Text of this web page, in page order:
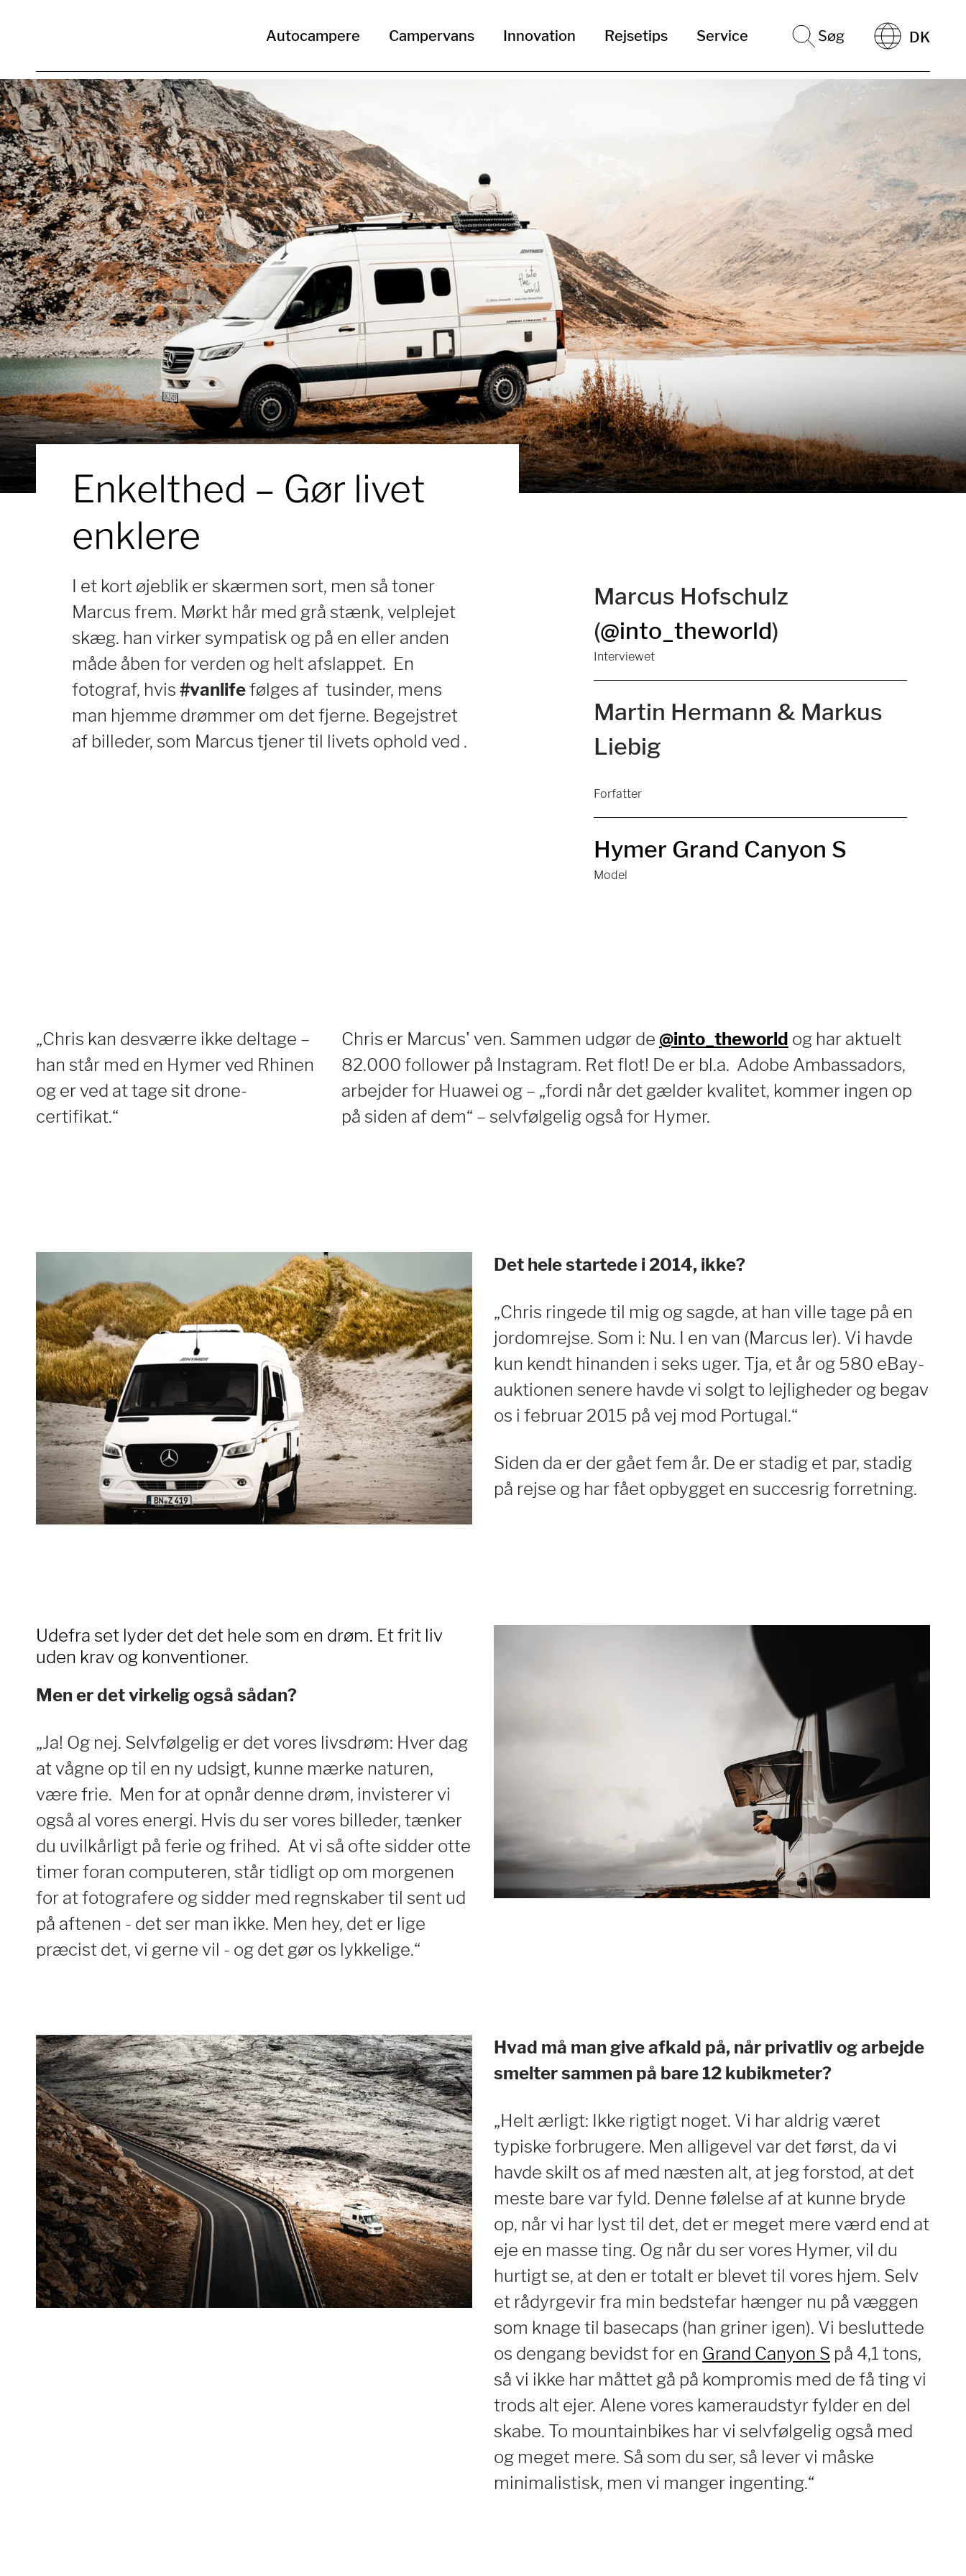
Autocampere Campervans Innovation Rejsetips Service Søg DK
Enkelthed – Gør livet
enklere
I et kort øjeblik er skærmen sort, men så toner
Marcus frem. Mørkt hår med grå stænk, velplejet
skæg. han virker sympatisk og på en eller anden
måde åben for verden og helt afslappet. En
fotograf, hvis #vanlifefølges af tusinder, mens
man hjemme drømmer om det fjerne. Begejstret
af billeder, som Marcus tjener til livets ophold ved .
Marcus Hofschulz
(@into_theworld)
Interviewet
Forfatter
Martin Hermann & Markus
Liebig
Model
Hymer Grand Canyon S
„Chris kan desværre ikke deltage –
han står med en Hymer ved Rhinen
og er ved at tage sit drone-
certifikat.“
Chris er Marcus' ven. Sammen udgør de @into_theworld og har aktuelt
82.000 follower på Instagram. Ret flot! De er bl.a. Adobe Ambassadors,
arbejder for Huawei og – „fordi når det gælder kvalitet, kommer ingen op
på siden af dem“ – selvfølgelig også for Hymer.
Det hele startede i 2014, ikke?
„Chris ringede til mig og sagde, at han ville tage på en
jordomrejse. Som i: Nu. I en van (Marcus ler). Vi havde
kun kendt hinanden i seks uger. Tja, et år og 580 eBay-
auktionen senere havde vi solgt to lejligheder og begav
os i februar 2015 på vej mod Portugal.“
Siden da er der gået fem år. De er stadig et par, stadig
på rejse og har fået opbygget en succesrig forretning.
Udefra set lyder det det hele som en drøm. Et frit liv
uden krav og konventioner.
Men er det virkelig også sådan?
„Ja! Og nej. Selvfølgelig er det vores livsdrøm: Hver dag
at vågne op til en ny udsigt, kunne mærke naturen,
være frie. Men for at opnår denne drøm, invisterer vi
også al vores energi. Hvis du ser vores billeder, tænker
du uvilkårligt på ferie og frihed. At vi så ofte sidder otte
timer foran computeren, står tidligt op om morgenen
for at fotografere og sidder med regnskaber til sent ud
på aftenen - det ser man ikke. Men hey, det er lige
præcist det, vi gerne vil - og det gør os lykkelige.“
Hvad må man give afkald på, når privatliv og arbejde
smelter sammen på bare 12 kubikmeter?
„Helt ærligt: Ikke rigtigt noget. Vi har aldrig været
typiske forbrugere. Men alligevel var det først, da vi
havde skilt os af med næsten alt, at jeg forstod, at det
meste bare var fyld. Denne følelse af at kunne bryde
op, når vi har lyst til det, det er meget mere værd end at
eje en masse ting. Og når du ser vores Hymer, vil du
hurtigt se, at den er totalt er blevet til vores hjem. Selv
et rådyrgevir fra min bedstefar hænger nu på væggen
som knage til basecaps (han griner igen). Vi besluttede
os dengang bevidst for en Grand Canyon S på 4,1 tons,
så vi ikke har måttet gå på kompromis med de få ting vi
trods alt ejer. Alene vores kameraudstyr fylder en del
skabe. To mountainbikes har vi selvfølgelig også med
og meget mere. Så som du ser, så lever vi måske
minimalistisk, men vi manger ingenting.“